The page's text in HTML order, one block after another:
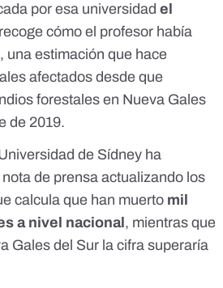
por esa universidad el
recoge cómo el profesor había
una estimación que hace
afectados desde que
forestales en Nueva Gales
de 2019.
de Sídney ha
de prensa actualizando los
calcula que han muerto mil
a nivel nacional , mientras que
Gales del Sur la cifra superaría